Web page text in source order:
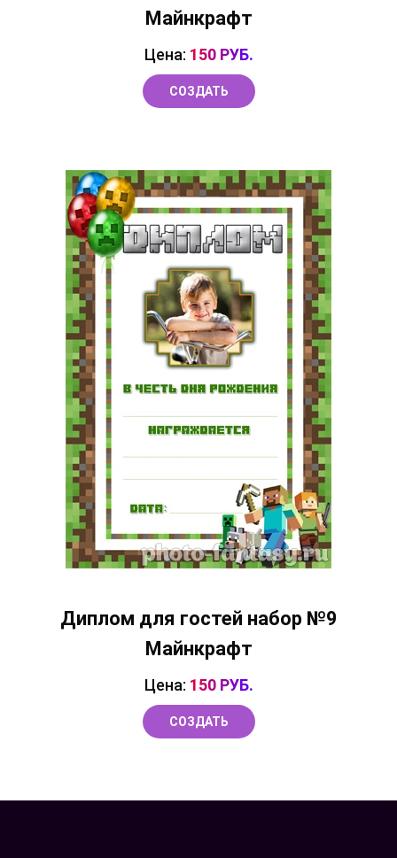
Майнкрафт
Цена: 150 РУБ.
СОЗДАТЬ
Диплом для гостей набор №9
Майнкрафт
Цена: 150 РУБ.
СОЗДАТЬ